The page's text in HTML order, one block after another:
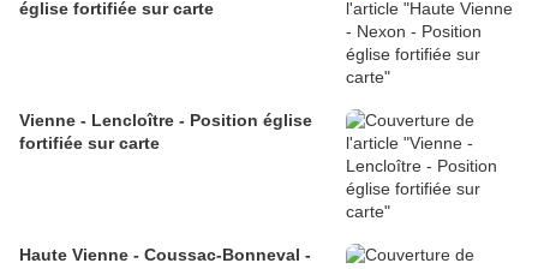
église fortifiée sur carte
Vienne - Lencloître - Position église
fortifiée sur carte
Haute Vienne - Coussac-Bonneval -